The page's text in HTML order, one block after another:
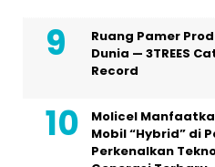
Ruang Pamer
Dunia — 3TREES
Record
Molicel
Mobil “Hybrid” di
Perkenalkan